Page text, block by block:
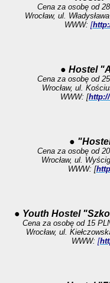
Cena za osobę od
Wrocław, ul.
WWW: [
● Hostel
Cena za osobę od
Wrocław, ul.
WWW: [
●
Cena za osobę od
Wrocław, ul.
WWW: [
● Youth Hostel
Cena za osobę od 15
Wrocław, ul.
WWW: [